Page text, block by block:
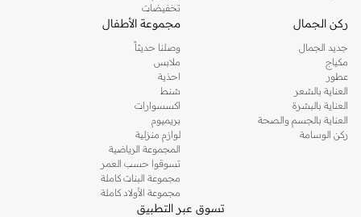
تخفيضات
ركن الجمال
جديد الجمال
مكياج
عطور
العناية بالشعر
العناية بالبشرة
العناية بالجسم والصحة
ركن الوسامة
مجموعة الأطفال
وصلنا حديثاً
ملابس
احذية
شنط
اكسسوارات
بريميوم
لوازم منزلية
المجموعة الرياضية
تسوقوا حسب العمر
مجموعة البنات كاملة
مجموعة الأولاد كاملة
تسوق عبر التطبيق